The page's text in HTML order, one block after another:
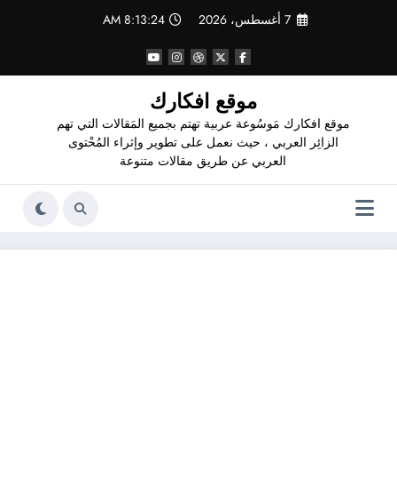
7 أغسطس، 2026 8:13:24 AM
موقع افكارك
موقع افكارك مَوسُوعة عربية تهتم بجميع المَقالات التي تهم
الزائِر العربي ، حيث نعمل على تطوير وإثراء المُحْتوى
العربي عن طريق مقالات متنوعة